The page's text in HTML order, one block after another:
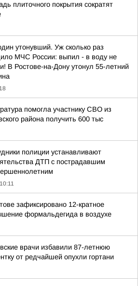
плиточного покрытия сократят
утонувший. Уж сколько раз
МЧС России: выпил - в воду не
В Ростове-на-Дону утонул 55-летний
помогла участнику СВО из
района получить 600 тыс
полиции устанавливают
ДТП с пострадавшим
10:11
зафиксировано 12-кратное
формальдегида в воздухе
врачи избавили 87-летнюю
от редчайшей опухли гортани